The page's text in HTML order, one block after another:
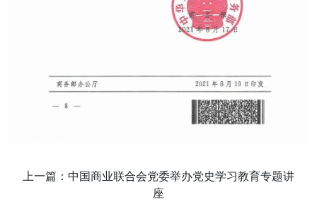
上一篇：中国商业联合会党委举办党史学习教育专题讲
座